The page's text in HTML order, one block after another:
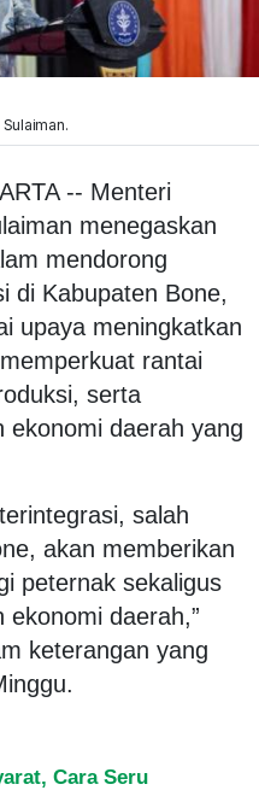
-- Menteri
menegaskan
mendorong
di Kabupaten Bone,
upaya meningkatkan
rantai
serta
ekonomi daerah yang
salah
akan memberikan
peternak sekaligus
daerah,”
keterangan yang
Cara Seru